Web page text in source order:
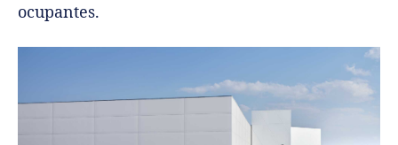
ocupantes.